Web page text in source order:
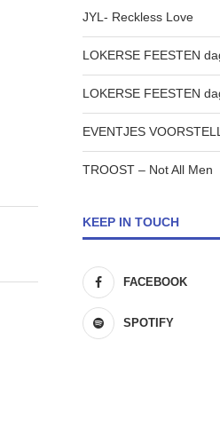
JYL- Reckless Love
LOKERSE FEESTEN
LOKERSE FEESTEN
EVENTJES
TROOST – Not All Men
KEEP IN TOUCH
FACEBOOK
SPOTIFY